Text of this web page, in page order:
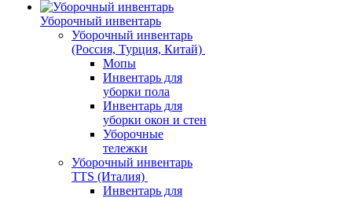
Уборочный инвентарь
Уборочный инвентарь
(Россия, Турция, Китай)
Мопы
Инвентарь для
уборки пола
Инвентарь для
уборки окон и стен
Уборочные
тележки
Уборочный инвентарь
TTS (Италия)
Инвентарь для